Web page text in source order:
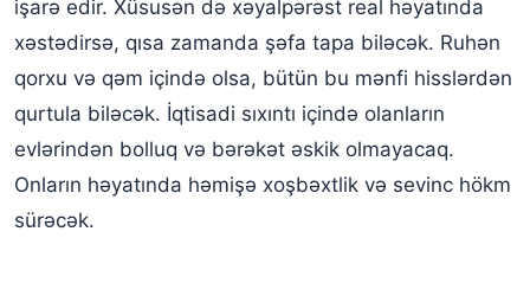
işarə edir. Xüsusən də xəyalpərəst real həyatında
xəstədirsə, qısa zamanda şəfa tapa biləcək. Ruhən
qorxu və qəm içində olsa, bütün bu mənfi hisslərdən
qurtula biləcək. İqtisadi sıxıntı içində olanların
evlərindən bolluq və bərəkət əskik olmayacaq.
Onların həyatında həmişə xoşbəxtlik və sevinc hökm
sürəcək.